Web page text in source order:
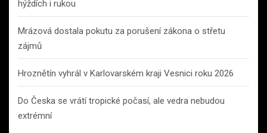
hýždích i rukou
Mrázová dostala pokutu za porušení zákona o střetu
zájmů
Hroznětín vyhrál v Karlovarském kraji Vesnici roku 2026
Do Česka se vrátí tropické počasí, ale vedra nebudou
extrémní